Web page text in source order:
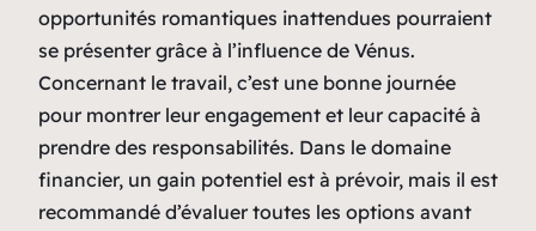
opportunités romantiques inattendues pourraient
se présenter grâce à l’influence de Vénus.
Concernant le travail, c’est une bonne journée
pour montrer leur engagement et leur capacité à
prendre des responsabilités. Dans le domaine
financier, un gain potentiel est à prévoir, mais il est
recommandé d’évaluer toutes les options avant